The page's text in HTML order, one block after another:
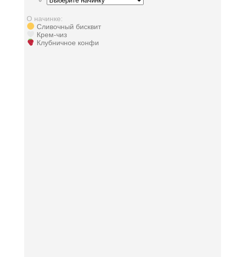
О начинке:
Сливочный бисквит
Крем-чиз
Клубничное конфи